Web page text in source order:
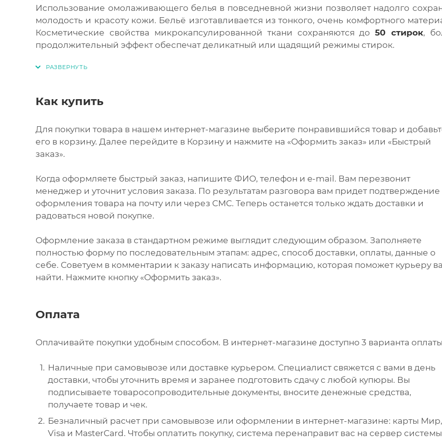
Использование омолаживающего белья в повседневной жизни позволяет надолго
молодость и красоту кожи. Бельё изготавливается из тонкого, очень комфортного
Косметические свойства микрокапсулированной ткани сохраняются до50 стирок,
продолжительный эффект обеспечат деликатный или щадящий режимы стирок.
Как купить
Для покупки товара в нашем интернет-магазине выберите понравившийся товар и
его в корзину. Далее перейдите в Корзину и нажмите на «Оформить заказ» или «Быстрый
заказ».
Когда оформляете быстрый заказ, напишите ФИО, телефон и e-mail. Вам перезвонит
менеджер и уточнит условия заказа. По результатам разговора вам придет подтверждение
оформления товара на почту или через СМС. Теперь останется только ждать доставки и
радоваться новой покупке.
Оформление заказа в стандартном режиме выглядит следующим образом. Заполняете
полностью форму по последовательным этапам: адрес, способ доставки, оплаты, данные о
себе. Советуем в комментарии к заказу написать информацию, которая поможет курьеру
найти. Нажмите кнопку «Оформить заказ».
Оплата
Оплачивайте покупки удобным способом. В интернет-магазине доступно 3 варианта
Наличные при самовывозе или доставке курьером. Специалист свяжется с вами в день
доставки, чтобы уточнить время и заранее подготовить сдачу с любой купюры. Вы
подписываете товаросопроводительные документы, вносите денежные средства,
получаете товар и чек.
Безналичный расчет при самовывозе или оформлении в интернет-магазине: карты Мир,
Visa и MasterCard. Чтобы оплатить покупку, система перенаправит вас на сервер системы